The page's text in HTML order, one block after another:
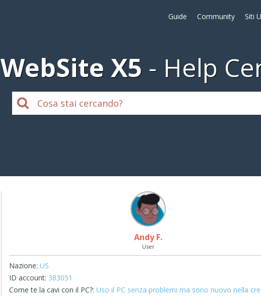
Guide Community Siti
WebSite X5 Help
Andy F.
User
Nazione: US
ID account: 383051
Come te la cavi con il PC?: Uso il PC senza problemi ma sono nuovo nella